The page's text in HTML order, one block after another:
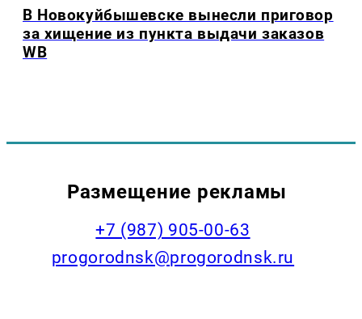
В Новокуйбышевске вынесли приговор
за хищение из пункта выдачи заказов
WB
Размещение рекламы
+7 (987) 905-00-63
progorodnsk@progorodnsk.ru